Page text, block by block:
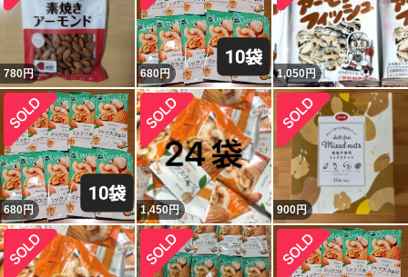
780円 680円 1,050円
680円 1,450円 900円